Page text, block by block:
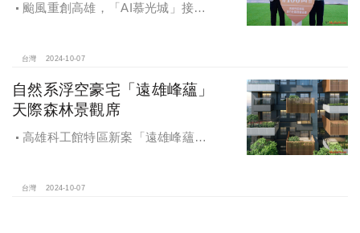
颱風重創高雄，「AI慕光城」接待
民復原家園
台灣 2024-10-07
自然系浮空豪宅「遠雄峰蘊」
天際森林景觀席
高雄科工館特區新案「遠雄峰蘊」
台灣 2024-10-07